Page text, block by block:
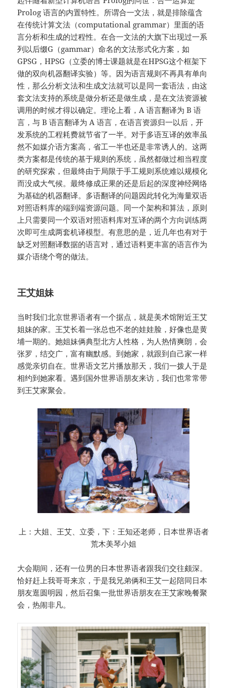
Prolog 语言的内置特性。所谓合一文法，就是排除蕴含
在传统计算文法（computational grammar）里面的语
言分析和生成的过程性。在合一文法的大旗下出现过一系
列以后缀G（gammar）命名的文法形式化方案，如
GPSG，HPSG（立委的博士课题就是在HPSG这个框架下
做的双向机器翻译实验）等。因为语言规则不再具有单向
性，那么分析文法和生成文法就可以是同一套语法，由这
套文法支持的系统是做分析还是做生成，是在文法资源被
调用的时候才得以确定。理论上看，A 语言翻译为 B 语
言，与 B 语言翻译为 A 语言，在语言资源归一以后，开
发系统的工程耗费就节省了一半。对于多语互译的效率虽
然不如媒介语方案高，省工一半也还是非常诱人的。这两
类方案都是传统的基于规则的系统，虽然都做过相当程度
的研究探索，但最终由于局限于手工规则系统难以规模化
而没成大气候。最终修成正果的还是后起的深度神经网络
为基础的机器翻译。多语翻译的问题因此转化为海量双语
对照语料库的端到端资源问题。同一个架构和算法，原则
上只需要同一个双语对照语料库对互译的两个方向训练两
次即可生成两套机译模型。有意思的是，近几年也有对于
缺乏对照翻译数据的语言对，通过语料更丰富的语言作为
媒介语绕个弯的做法。
王艾姐妹
当时我们北京世界语者有一个据点，就是美术馆附近王艾
姐妹的家。王艾长着一张总也不老的娃娃脸，好像也是黄
埔一期的。她姐妹俩典型北方人性格，为人热情爽朗，会
张罗，结交广，富有幽默感。到她家，就跟到自己家一样
感觉亲切自在。世界语文艺片播放那天，我们一拨人于是
相约到她家看。遇到国外世界语朋友来访，我们也常常带
到王艾家聚会。
上：大姐、王艾、立委，下：王知还老师，日本世界语者
荒木美琴小姐
大会期间，还有一位男的日本世界语者跟我们交往颇深。
恰好赶上我哥哥来京，于是我兄弟俩和王艾一起陪同日本
朋友逛圆明园，然后召集一批世界语朋友在王艾家晚餐聚
会，热闹非凡。